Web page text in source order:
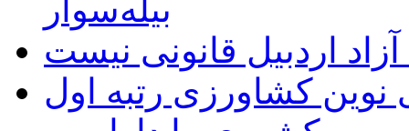
بیله‌سوار
اردبیل قانونی نیست
نوین کشاورزی رتبه اول